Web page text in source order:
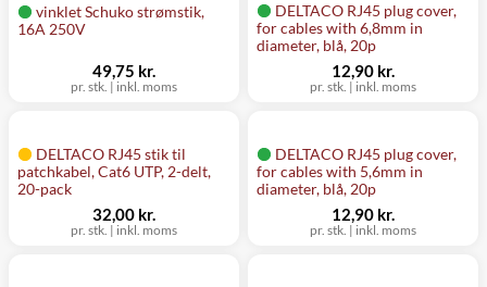
vinklet Schuko strømstik,
16A 250V
pr. stk. | inkl. moms
49,75 kr.
DELTACO RJ45 plug cover,
for cables with 6,8mm in
diameter, blå, 20p
pr. stk. | inkl. moms
12,90 kr.
DELTACO RJ45 stik til
patchkabel, Cat6 UTP, 2-delt,
20-pack
pr. stk. | inkl. moms
32,00 kr.
DELTACO RJ45 plug cover,
for cables with 5,6mm in
diameter, blå, 20p
pr. stk. | inkl. moms
12,90 kr.